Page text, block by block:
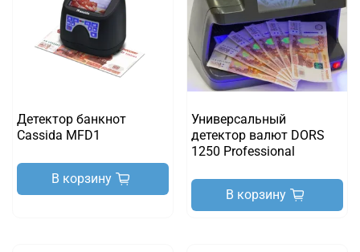
Детектор банкнот
Cassida MFD1
В корзину
Универсальный
детектор валют DORS
1250 Professional
В корзину